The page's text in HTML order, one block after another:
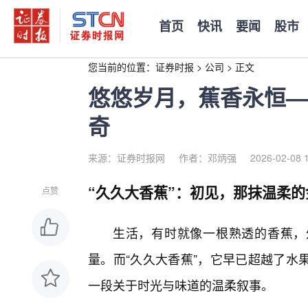
首页 快讯 要闻 股市
您当前的位置： 证券时报 > 公司 > 正文
悠悠岁月，蕉香永恒
奇
来源：证券时报网 作者：邓炳强 2026-02-08
点赞 “久久大香蕉”：初见，那抹温柔
生活，有时就像一根熟透的香蕉
量。而“久久大香蕉”，它早已超越了
一段关于时光与味道的温柔叙事。